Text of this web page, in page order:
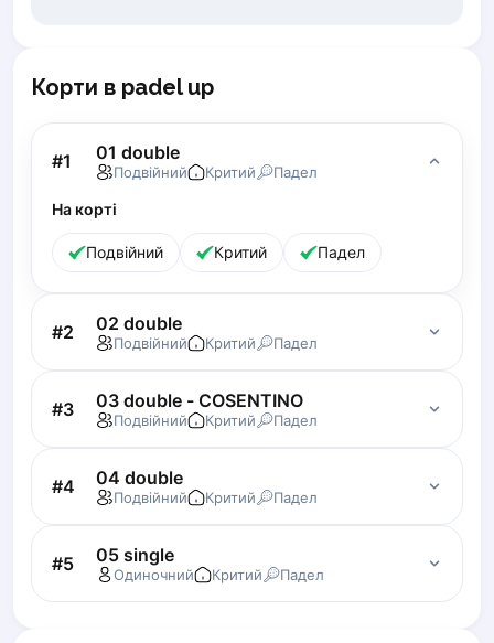
Poznan
Pruszcz Gdański
Pszczyna
Rzeszow
Stalowa Wola
Szczecin
Trabki Wielkie
Tychy
Warsaw
Wroclaw
Wyszkow
Zabrze
Zielona Gora
Lisbon
Bucharest
Alicante
Cherkasy
Корти в padel up
#1 01 double
Подвійний Критий Падел
На корті
Подвійний Критий Падел
#2 02 double
Подвійний Критий Падел
#3 03 double - COSENTINO
Подвійний Критий Падел
#4 04 double
Подвійний Критий Падел
#5 05 single
Одиночний Критий Падел